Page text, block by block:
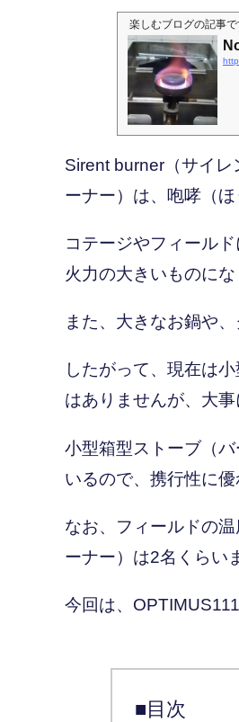
楽しむブログの記事で
Sirent burner（サイ
ーナー）は、咆哮（
コテージやフィール
火力の大きいものにな
また、大きなお鍋や
したがって、現在は
はありませんが、大
小型箱型ストーブ（
いるので、携行性に優
なお、フィールドの
ーナー）は2名くらい
今回は、
■目次